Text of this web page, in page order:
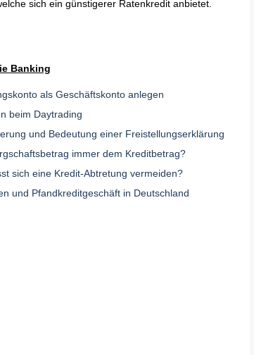
sich ein günstigerer Ratenkredit anbietet.
Banking
als Geschäftskonto anlegen
beim Daytrading
und Bedeutung einer Freistellungserklärung
immer dem Kreditbetrag?
sich eine Kredit-Abtretung vermeiden?
und Pfandkreditgeschäft in Deutschland